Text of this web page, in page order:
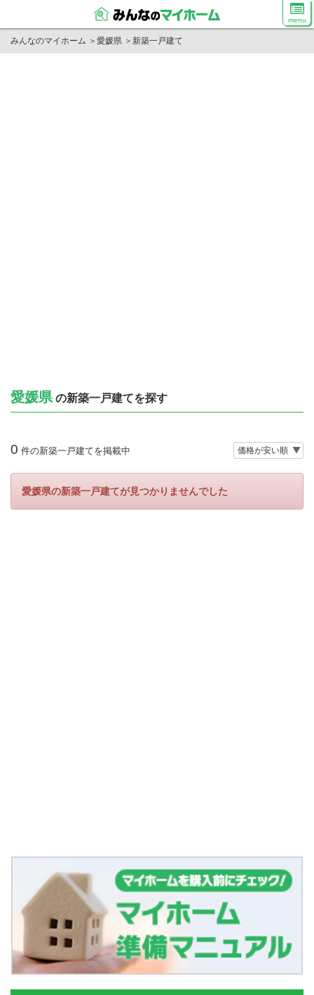
menu
みんなのマイホーム ＞ 愛媛県 ＞ 新築一戸建て
愛媛県 の新築一戸建てを探す
0 件の新築一戸建てを掲載中
愛媛県の新築一戸建てが見つかりませんでした